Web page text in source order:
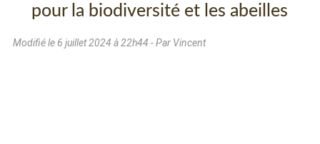
pour la biodiversité et les abeilles
Modifié le 6 juillet 2024 à 22h44 - Par Vincent